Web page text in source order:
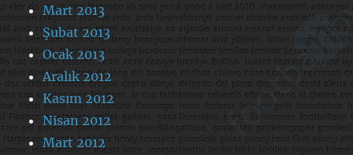
Mart 2013
Şubat 2013
Ocak 2013
Aralık 2012
Kasım 2012
Nisan 2012
Mart 2012